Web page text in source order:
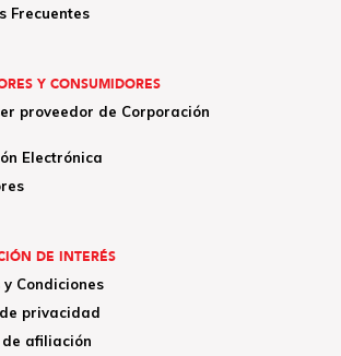
Frecuentes
Y CONSUMIDORES
proveedor de Corporación
Electrónica
DE INTERÉS
Condiciones
privacidad
de afiliación